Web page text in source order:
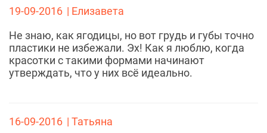
19-09-2016 | Елизавета
Не знаю, как ягодицы, но вот грудь и губы точно
пластики не избежали. Эх! Как я люблю, когда
красотки с такими формами начинают
утверждать, что у них всё идеально.
16-09-2016 | Татьяна